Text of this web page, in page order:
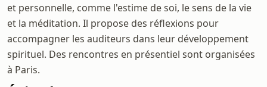
et personnelle, comme l'estime de soi, le sens de la vie
et la méditation. Il propose des réflexions pour
accompagner les auditeurs dans leur développement
spirituel. Des rencontres en présentiel sont organisées
à Paris.